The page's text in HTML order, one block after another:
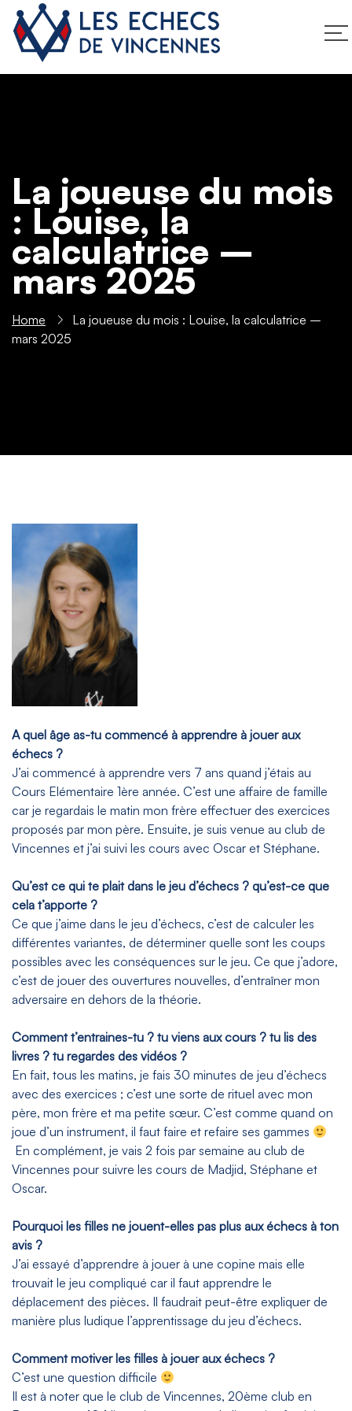
La joueuse du mois
: Louise, la
calculatrice –
mars 2025
Home
La joueuse du mois : Louise, la calculatrice –
mars 2025
A quel âge as-tu commencé à apprendre à jouer aux
échecs ?
J’ai commencé à apprendre vers 7 ans quand j’étais au
Cours Elémentaire 1ère année. C’est une affaire de famille
car je regardais le matin mon frère effectuer des exercices
proposés par mon père. Ensuite, je suis venue au club de
Vincennes et j’ai suivi les cours avec Oscar et Stéphane.
Qu’est ce qui te plait dans le jeu d’échecs ? qu’est-ce que
cela t’apporte ?
Ce que j’aime dans le jeu d’échecs, c’est de calculer les
différentes variantes, de déterminer quelle sont les coups
possibles avec les conséquences sur le jeu. Ce que j’adore,
c’est de jouer des ouvertures nouvelles, d’entraîner mon
adversaire en dehors de la théorie.
Comment t’entraines-tu ? tu viens aux cours ? tu lis des
livres ? tu regardes des vidéos ?
En fait, tous les matins, je fais 30 minutes de jeu d’échecs
avec des exercices ; c’est une sorte de rituel avec mon
père, mon frère et ma petite sœur. C’est comme quand on
joue d’un instrument, il faut faire et refaire ses gammes
En complément, je vais 2 fois par semaine au club de
Vincennes pour suivre les cours de Madjid, Stéphane et
Oscar.
Pourquoi les filles ne jouent-elles pas plus aux échecs à ton
avis ?
J’ai essayé d’apprendre à jouer à une copine mais elle
trouvait le jeu compliqué car il faut apprendre le
déplacement des pièces. Il faudrait peut-être expliquer de
manière plus ludique l’apprentissage du jeu d’échecs.
Comment motiver les filles à jouer aux échecs ?
C’est une question difficile
Il est à noter que le club de Vincennes, 20ème club en